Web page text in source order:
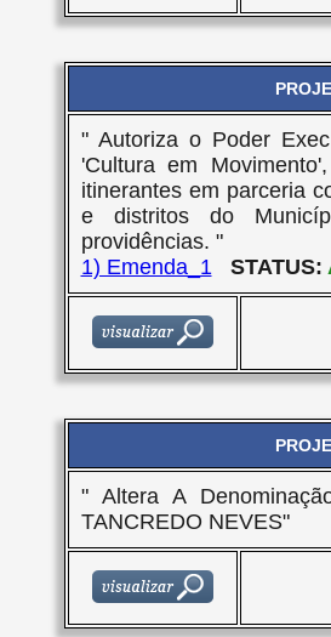
" Autoriza o Poder
'Cultura em
itinerantes em parceria
e distritos do
providências. "
1) Emenda_1
STATUS:
" Altera A
TANCREDO NEVES"